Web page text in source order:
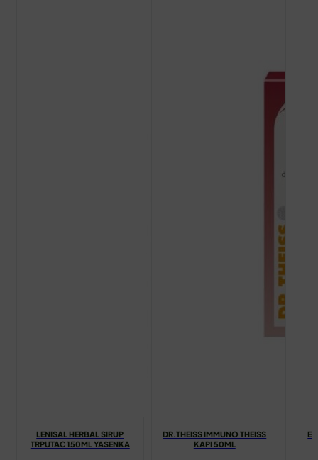
LENISAL HERBAL SIRUP
TRPUTAC 150ML YASENKA
DR.THEISS IMMUNO THEISS
KAPI 50ML